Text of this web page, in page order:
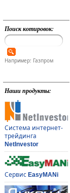
Поиск котировок:
Например: Газпром
Наши продукты:
Система интернет-
трейдинга
NetInvestor
Сервис EasyMANi